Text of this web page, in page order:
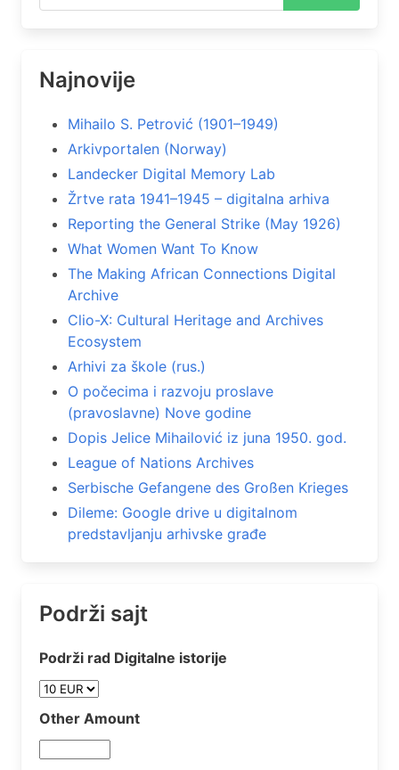
Najnovije
Mihailo S. Petrović (1901–1949)
Arkivportalen (Norway)
Landecker Digital Memory Lab
Žrtve rata 1941–1945 – digitalna arhiva
Reporting the General Strike (May 1926)
What Women Want To Know
The Making African Connections Digital
Archive
Clio-X: Cultural Heritage and Archives
Ecosystem
Arhivi za škole (rus.)
O počecima i razvoju proslave
(pravoslavne) Nove godine
Dopis Jelice Mihailović iz juna 1950. god.
League of Nations Archives
Serbische Gefangene des Großen Krieges
Dileme: Google drive u digitalnom
predstavljanju arhivske građe
Podrži sajt
Podrži rad Digitalne istorije
Other Amount